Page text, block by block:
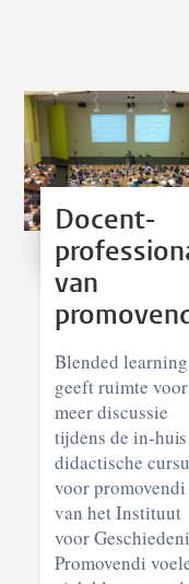
Docent-
van
Blended learning
geeft ruimte voor
meer discussie
tijdens de in-huis
didactische
voor promovendi
van het Instituut
voor
Promovendi